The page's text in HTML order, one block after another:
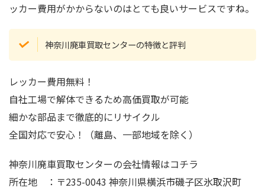
ッカー費用がかからないのはとても良いサービスですね。
神奈川廃車買取センターの特徴と評判
レッカー費用無料！
自社工場で解体できるため高価買取が可能
細かな部品まで徹底的にリサイクル
全国対応で安心！（離島、一部地域を除く）
神奈川廃車買取センターの会社情報はコチラ
所在地 ：〒235-0043 神奈川県横浜市磯子区氷取沢町